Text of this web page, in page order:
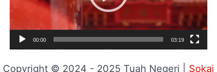
00:00 03:19
Copyright © 2024 - 2025 Tuah Negeri | Sokai